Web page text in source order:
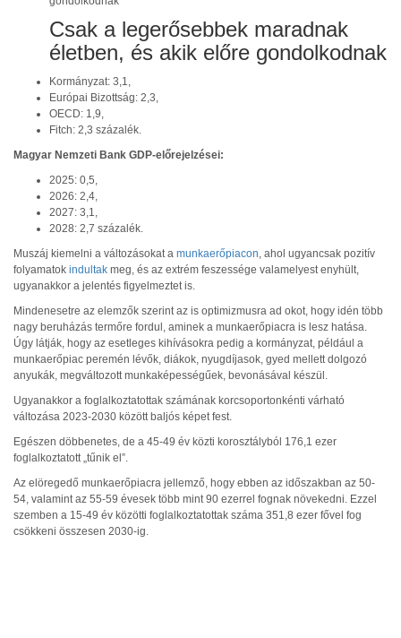
Csak a legerősebbek maradnak
életben, és akik előre gondolkodnak
Kormányzat: 3,1,
Európai Bizottság: 2,3,
OECD: 1,9,
Fitch: 2,3 százalék.
Magyar Nemzeti Bank GDP-előrejelzései:
2025: 0,5,
2026: 2,4,
2027: 3,1,
2028: 2,7 százalék.
Muszáj kiemelni a változásokat a munkaerőpiacon, ahol ugyancsak pozitív
folyamatok indultak meg, és az extrém feszessége valamelyest enyhült,
ugyanakkor a jelentés figyelmeztet is.
Mindenesetre az elemzők szerint az is optimizmusra ad okot, hogy idén több
nagy beruházás termőre fordul, aminek a munkaerőpiacra is lesz hatása.
Úgy látják, hogy az esetleges kihívásokra pedig a kormányzat, például a
munkaerőpiac peremén lévők, diákok, nyugdíjasok, gyed mellett dolgozó
anyukák, megváltozott munkaképességűek, bevonásával készül.
Ugyanakkor a foglalkoztatottak számának korcsoportonkénti várható
változása 2023-2030 között baljós képet fest.
Egészen döbbenetes, de a 45-49 év közti korosztályból 176,1 ezer
foglalkoztatott „tűnik el”.
Az elöregedő munkaerőpiacra jellemző, hogy ebben az időszakban az 50-
54, valamint az 55-59 évesek több mint 90 ezerrel fognak növekedni. Ezzel
szemben a 15-49 év közötti foglalkoztatottak száma 351,8 ezer fővel fog
csökkeni összesen 2030-ig.